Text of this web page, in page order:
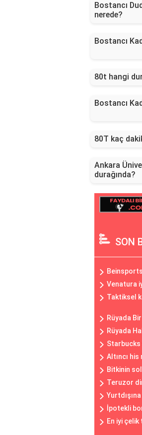
Bostancı
nerede?
Bostancı
80t hangi
Bostancı
80T kaç
Ankara
durağında?
SON
Venatura
Taktiksel
Rüyada
Rüyada
Starbucks
Altıncı
Bitkinin
Teruzor
İpotekli
En iyi çelik